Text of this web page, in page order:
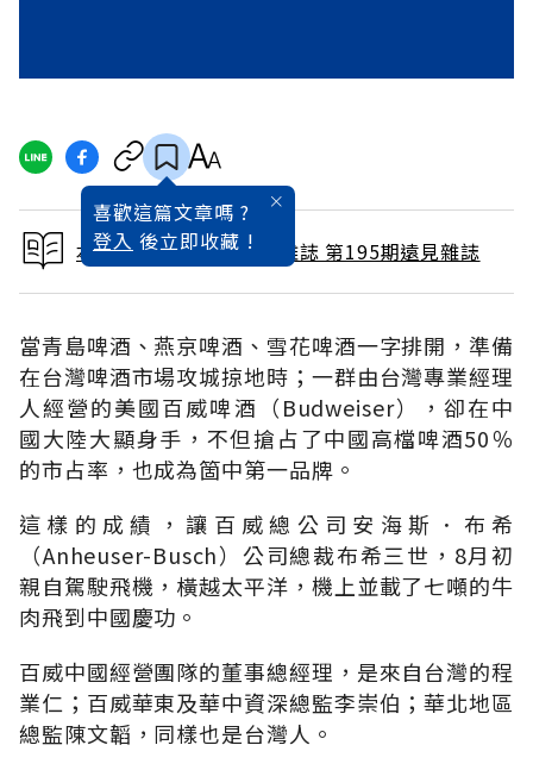
喜歡這篇文章嗎 ?
登入 後立即收藏 !
本文出自 2002 / 9月號雜誌 第195期遠見雜誌
當青島啤酒、燕京啤酒、雪花啤酒一字排開，準備
在台灣啤酒市場攻城掠地時；一群由台灣專業經理
人經營的美國百威啤酒（Budweiser），卻在中
國大陸大顯身手，不但搶占了中國高檔啤酒50％
的市占率，也成為箇中第一品牌。
這樣的成績，讓百威總公司安海斯．布希
（Anheuser-Busch）公司總裁布希三世，8月初
親自駕駛飛機，橫越太平洋，機上並載了七噸的牛
肉飛到中國慶功。
百威中國經營團隊的董事總經理，是來自台灣的程
業仁；百威華東及華中資深總監李崇伯；華北地區
總監陳文韜，同樣也是台灣人。